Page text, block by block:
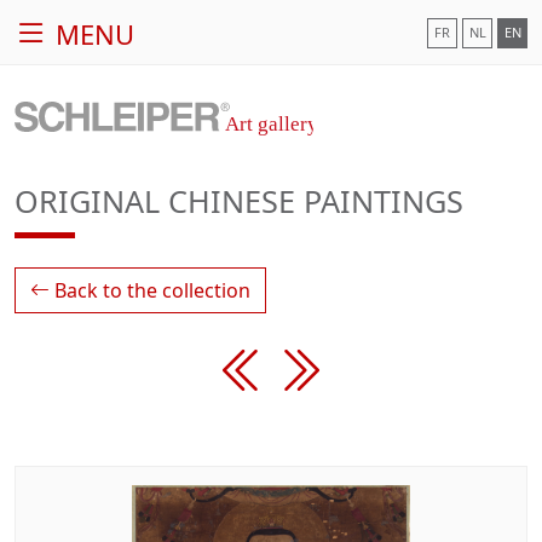
MENU FR NL EN
ORIGINAL CHINESE PAINTINGS
Back to the collection